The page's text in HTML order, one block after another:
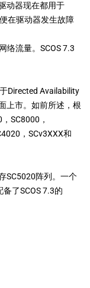
动器现在都用于
在驱动器发生故障
络流量。SCOS 7.3
Directed Availability
上市。如前所述，根
SC8000，
，SCv3XXX和
SC5020阵列。一个
了SCOS 7.3的